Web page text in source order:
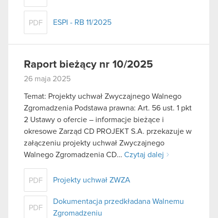
PDF ESPI - RB 11/2025
Raport bieżący nr 10/2025
26 maja 2025
Temat: Projekty uchwał Zwyczajnego Walnego
Zgromadzenia Podstawa prawna: Art. 56 ust. 1 pkt
2 Ustawy o ofercie – informacje bieżące i
okresowe Zarząd CD PROJEKT S.A. przekazuje w
załączeniu projekty uchwał Zwyczajnego
Walnego Zgromadzenia CD… Czytaj dalej
PDF Projekty uchwał ZWZA
PDF
Dokumentacja przedkładana Walnemu
Zgromadzeniu